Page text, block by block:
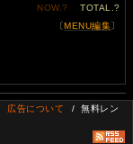
NOW.? TOTAL.?
〔MENU編集〕
広告について
/ 無料レン